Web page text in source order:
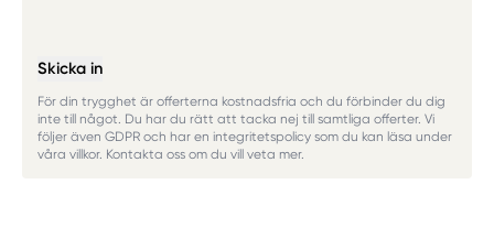
Skicka in
För din trygghet är offerterna kostnadsfria och du förbinder du dig
inte till något. Du har du rätt att tacka nej till samtliga offerter. Vi
följer även GDPR och har en integritetspolicy som du kan läsa under
våra villkor. Kontakta oss om du vill veta mer.